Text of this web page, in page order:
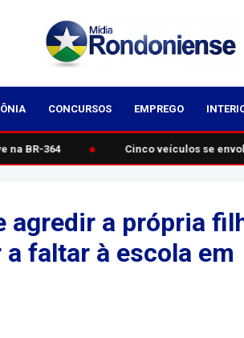
CONCURSOS EMPREGO
BR-364 Cinco veículos se
agredir a própria
faltar à escola em